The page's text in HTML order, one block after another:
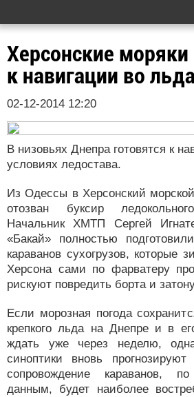
Херсонские моряки
к навигации во
02-12-2014 12:20
В низовьях Днепра готовятся к
условиях ледостава.
Из Одессы в Херсонский
отозван буксир
Начальник ХМТП Сергей
«Бакай» полностью
караванов сухогрузов, которые
Херсона сами по фарватеру
рискуют повредить борта и
Если морозная погода
крепкого льда на Днепре и в
ждать уже через неделю,
синоптики вновь
сопровождение караванов,
данным, будет наиболее